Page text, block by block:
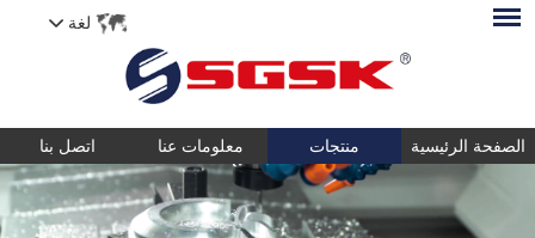
لغة
الصفحة الرئيسية منتجات معلومات عنا اتصل بنا